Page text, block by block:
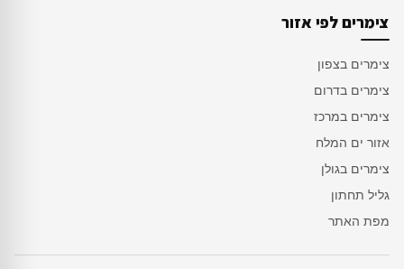
צימרים לפי אזור
צימרים בצפון
צימרים בדרום
צימרים במרכז
אזור ים המלח
צימרים בגולן
גליל תחתון
מפת האתר